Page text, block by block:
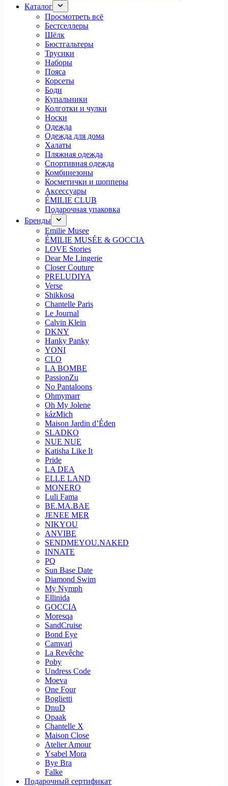
Каталог
Просмотреть всё
Бестселлеры
Шёлк
Бюстгальтеры
Трусики
Наборы
Пояса
Корсеты
Боди
Купальники
Колготки и чулки
Носки
Одежда
Одежда для дома
Халаты
Пляжная одежда
Спортивная одежда
Комбинезоны
Косметички и шопперы
Аксессуары
ÉMILIE CLUB
Подарочная упаковка
Бренды
Emilie Musee
ÉMILIE MUSÉE & GOCCIA
LOVE Stories
Dear Me Lingerie
Closer Couture
PRELUDIYA
Verse
Shikkosa
Chantelle Paris
Le Journal
Calvin Klein
DKNY
Hanky Panky
YONI
CLO
LA BOMBE
PassionZu
No Pantaloons
Ohmymarr
Oh My Jolene
kázMich
Maison Jardin d’Éden
SLADKO
NUE NUE
Katisha Like It
Pride
LA DEA
ELLE LAND
MONERO
Luli Fama
BE.MA.BAE
JENEE MER
NIKYOU
ANVIBE
SENDMEYOU.NAKED
INNATE
PQ
Sun Base Date
Diamond Swim
My Nymph
Ellinida
GOCCIA
Moresqa
SandCruise
Bond Eye
Camvari
La Revêche
Poby
Undress Code
Moeva
One Four
Boglietti
DnuD
Opaak
Chantelle X
Maison Close
Atelier Amour
Ysabel Mora
Bye Bra
Falke
Подарочный сертификат